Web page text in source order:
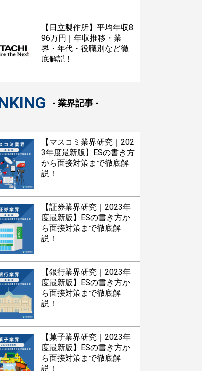
【日立製作所】平均年収8
96万円｜年収推移・業
界・年代・役職別など徹
底解説！
- 業界記事 -
【マスコミ業界研究｜202
3年度最新版】ESの書き方
から面接対策まで徹底解
説！
【証券業界研究｜2023年
度最新版】ESの書き方か
ら面接対策まで徹底解
説！
【銀行業界研究｜2023年
度最新版】ESの書き方か
ら面接対策まで徹底解
説！
【菓子業界研究｜2023年
度最新版】ESの書き方か
ら面接対策まで徹底解
説！